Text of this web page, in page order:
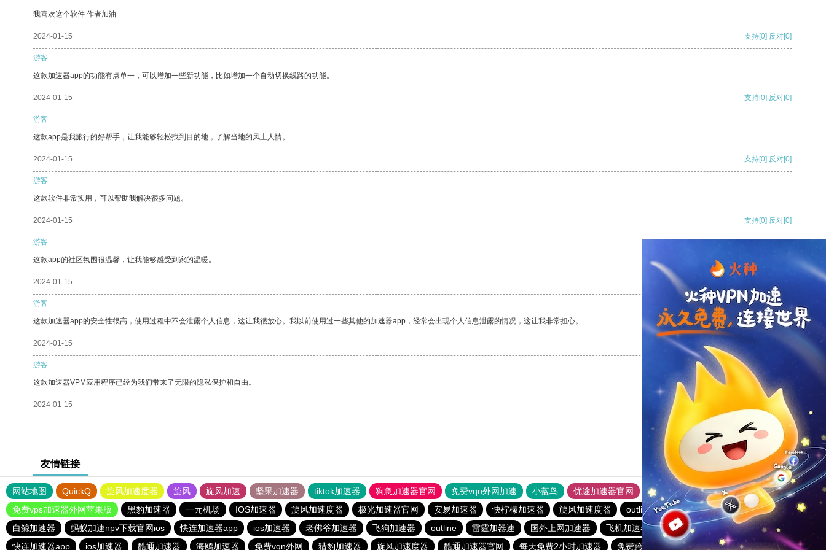
我喜欢这个软件 作者加油
2024-01-15 支持[0] 反对[0]
游客
这款加速器app的功能有点单一，可以增加一些新功能，比如增加一个自动切换线路的功能。
2024-01-15 支持[0] 反对[0]
游客
这款app是我旅行的好帮手，让我能够轻松找到目的地，了解当地的风土人情。
2024-01-15 支持[0] 反对[0]
游客
这款软件非常实用，可以帮助我解决很多问题。
2024-01-15 支持[0] 反对[0]
游客
这款app的社区氛围很温馨，让我能够感受到家的温暖。
2024-01-15
游客
这款加速器app的安全性很高，使用过程中不会泄露个人信息，这让我很放心。我以前使用过一些其他的加速器app，经常会出现个人信息泄露的情况，这让我非常担心。
2024-01-15 反对
游客
这款加速器VPM应用程序已经为我们带来了无限的隐私保护和自由。
2024-01-15 反对[0]
友情链接
网站地图 QuickQ 旋风加速度器 旋风 旋风加速 坚果加速器 tiktok加速器 狗急加速器官网 免费vqn外网加速 小蓝鸟 优途加速器官网 风驰加速器 旋风加速器
八戒看书
免费vps加速器外网苹果版
黑豹加速器 一元机场 IOS加速器 旋风加速度器 极光加速器官网 安易加速器 快柠檬加速器 旋风加速度器 outline 极光aurora加速器
ios加速器
白鲸加速器
蚂蚁加速npv下载官网ios 快连加速器app ios加速器 老佛爷加速器 飞狗加速器 outline 雷霆加器速 国外上网加速器 飞机加速器 免费vqn加速
雷霆加器速
快连加速器app
ios加速器 酷通加速器 海鸥加速器 免费vqn外网 猎豹加速器 旋风加速度器 酷通加速器官网 每天免费2小时加速器 免费跨墙软件 outline